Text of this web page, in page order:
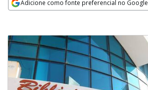
Adicione como fonte preferencial no Google